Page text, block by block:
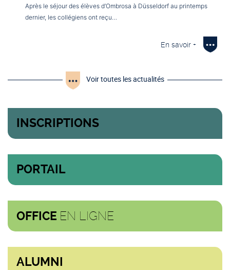
Après le séjour des élèves d’Ombrosa à Düsseldorf au printemps
dernier, les collégiens ont reçu…
En savoir +
Voir toutes les actualités
INSCRIPTIONS
PORTAIL
OFFICE EN LIGNE
ALUMNI